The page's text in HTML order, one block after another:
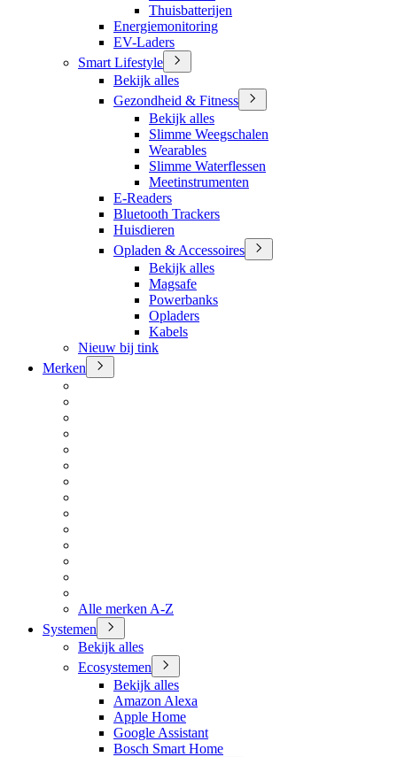
Thuisbatterijen
Energiemonitoring
EV-Laders
Smart Lifestyle
Bekijk alles
Gezondheid & Fitness
Bekijk alles
Slimme Weegschalen
Wearables
Slimme Waterflessen
Meetinstrumenten
E-Readers
Bluetooth Trackers
Huisdieren
Opladen & Accessoires
Bekijk alles
Magsafe
Powerbanks
Opladers
Kabels
Nieuw bij tink
Merken
Alle merken A-Z
Systemen
Bekijk alles
Ecosystemen
Bekijk alles
Amazon Alexa
Apple Home
Google Assistant
Bosch Smart Home